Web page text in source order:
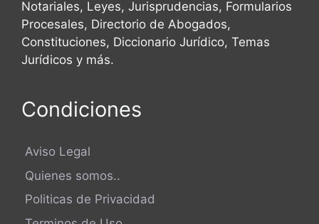
Notariales, Leyes, Jurisprudencias, Formularios
Procesales, Directorio de Abogados,
Constituciones, Diccionario Jurídico, Temas
Jurídicos y más.
Condiciones
Aviso Legal
Quienes somos..
Politicas de Privacidad